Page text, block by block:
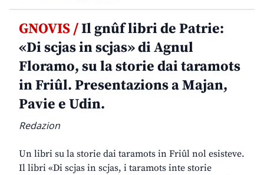
GNOVIS /Il gnûf libri de Patrie:
«Di scjas in scjas» di Agnul
Floramo, su la storie dai taramots
in Friûl. Presentazions a Majan,
Pavie e Udin.
Redazion
Un libri su la storie dai taramots in Friûl nol esisteve.
Il libri «Di scjas in scjas, i taramots inte storie